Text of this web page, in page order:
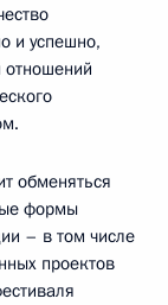
и успешно,
отношений
обменяться
формы
– в том числе
проектов